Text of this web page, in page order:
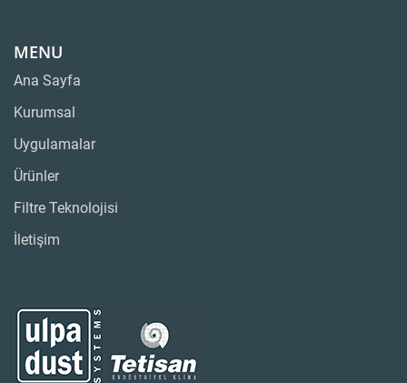
MENU
Ana Sayfa
Kurumsal
Uygulamalar
Ürünler
Filtre Teknolojisi
İletişim